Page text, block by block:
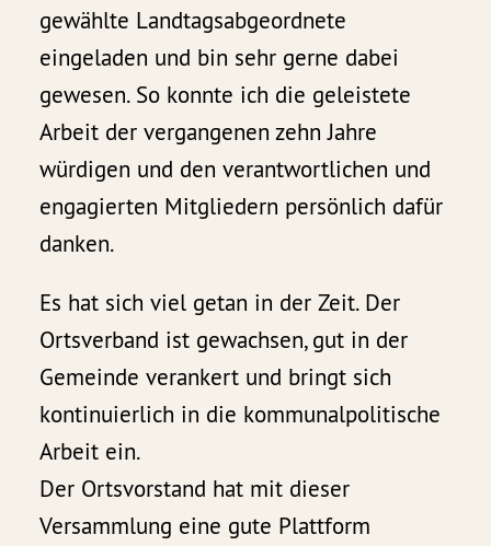
gewählte Landtagsabgeordnete
eingeladen und bin sehr gerne dabei
gewesen. So konnte ich die geleistete
Arbeit der vergangenen zehn Jahre
würdigen und den verantwortlichen und
engagierten Mitgliedern persönlich dafür
danken.
Es hat sich viel getan in der Zeit. Der
Ortsverband ist gewachsen, gut in der
Gemeinde verankert und bringt sich
kontinuierlich in die kommunalpolitische
Arbeit ein.
Der Ortsvorstand hat mit dieser
Versammlung eine gute Plattform